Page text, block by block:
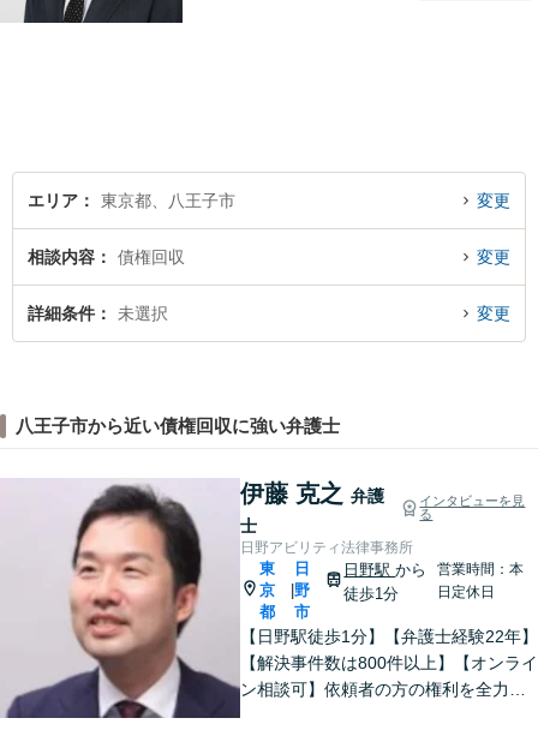
エリア 東京都、八王子市 変更
相談内容 債権回収 変更
詳細条件 未選択 変更
八王子市から近い債権回収に強い弁護士
伊藤 克之 弁護
士
インタビューを見
る
日野アビリティ法律事務所
東
京
都
日
野
市
日野駅から
徒歩1分
営業時間：本
日定休日
【日野駅徒歩1分】【弁護士経験22年】
【解決事件数は800件以上】【オンライ
ン相談可】依頼者の方の権利を全力で